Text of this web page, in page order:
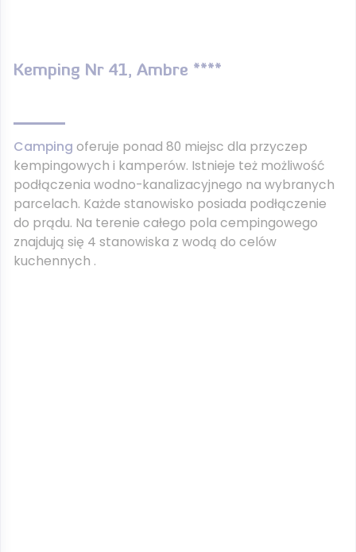
Kemping Nr 41, Ambre ****
Camping oferuje ponad 80 miejsc dla przyczep
kempingowych i kamperów. Istnieje też możliwość
podłączenia wodno-kanalizacyjnego na wybranych
parcelach. Każde stanowisko posiada podłączenie
do prądu. Na terenie całego pola cempingowego
znajdują się 4 stanowiska z wodą do celów
kuchennych .